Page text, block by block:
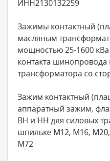
ИНН2130132259
Зажимы контактный
масляным
мощностью 25-1600
контакта шинопровода
трансформатора со
Зажим контактный
аппаратный зажим,
ВН и НН для силовых
шпильке М12, М16,
М72